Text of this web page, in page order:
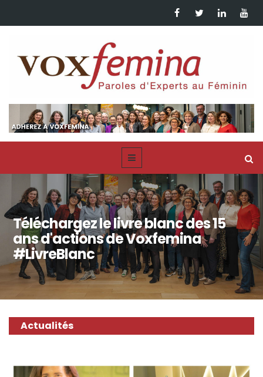
Téléchargez le livre blanc des 15
ans d'actions de Voxfemina
#LivreBlanc
Actualités